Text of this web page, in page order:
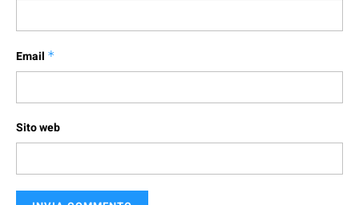
Email *
Sito web